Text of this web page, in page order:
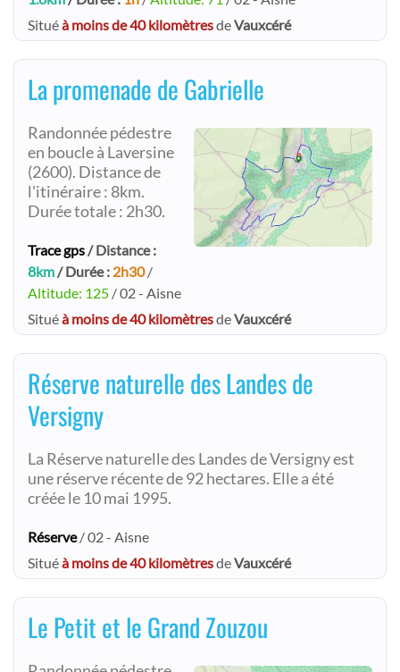
Situéà moins de 40 kilomètresdeVauxcéré
La promenade de Gabrielle
Randonnée pédestre
en boucle à Laversine
(2600). Distance de
l'itinéraire : 8km.
Durée totale : 2h30.
Trace gps/ Distance :
8km/ Durée : 2h30/
Altitude: 125 / 02 - Aisne
Situéà moins de 40 kilomètresdeVauxcéré
Réserve naturelle des Landes de
Versigny
La Réserve naturelle des Landes de Versigny est
une réserve récente de 92 hectares. Elle a été
créée le 10 mai 1995.
Réserve/ 02 - Aisne
Situéà moins de 40 kilomètresdeVauxcéré
Le Petit et le Grand Zouzou